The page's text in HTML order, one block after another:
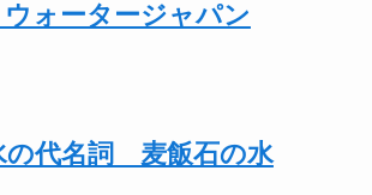
ォータージャパン
の代名詞 麦飯石の水